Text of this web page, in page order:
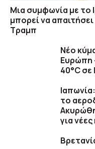
Μια συμφωνία με το
μπορεί να
Τραμπ
Νέο
Ευρώπη
40°C σε
το
για